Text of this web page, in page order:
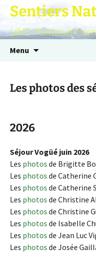
Sentiers
UMS Pontault
Menu
Les photos des
2026
Séjour Vogüé juin 2026
Les photos de Brigitte
Les photos de Catherine
Les photos de Catherine
Les photos de Christine
Les photos de Christine
Les photos de Isabelle
Les photos de Jean Luc
Les photos de Josée